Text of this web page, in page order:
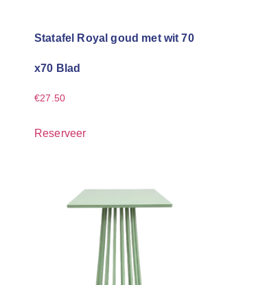
Statafel Royal goud met wit 70
x70 Blad
€27.50
Reserveer